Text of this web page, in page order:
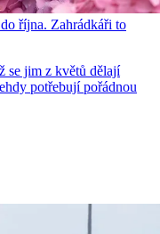
října. Zahrádkáři to
se jim z květů dělají
potřebují pořádnou